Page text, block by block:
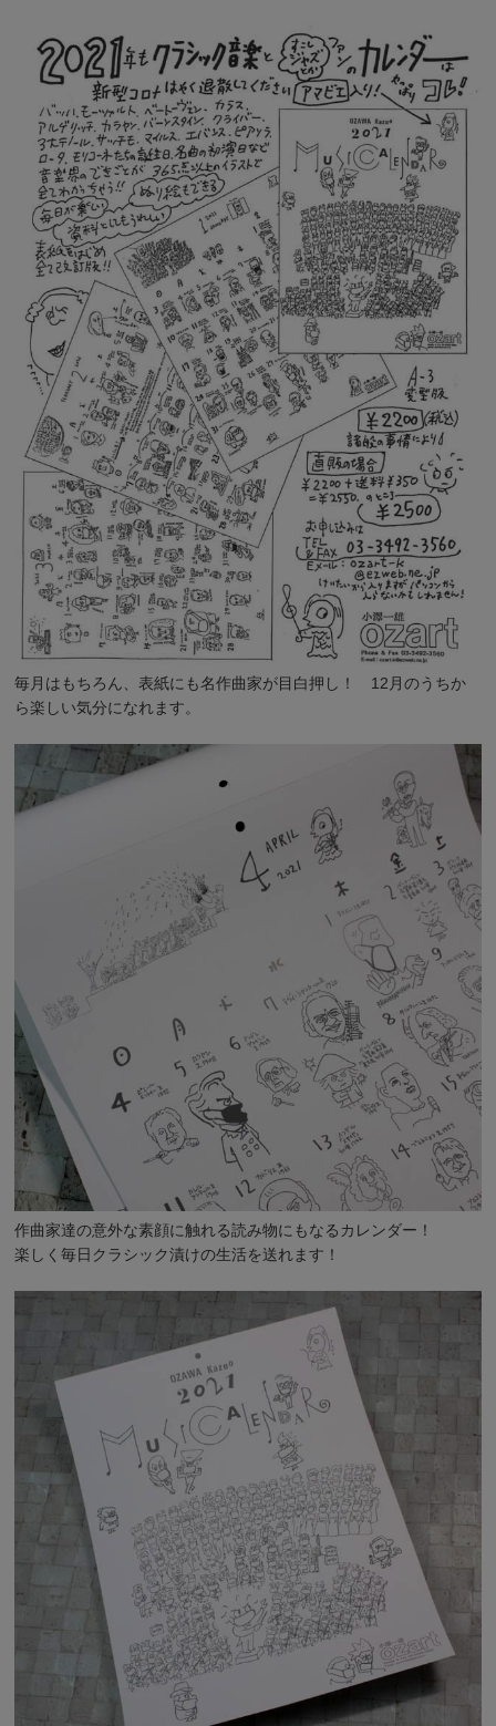
毎月はもちろん、表紙にも名作曲家が目白押し！ 12月のうちか
ら楽しい気分になれます。
作曲家達の意外な素顔に触れる読み物にもなるカレンダー！
楽しく毎日クラシック漬けの生活を送れます！